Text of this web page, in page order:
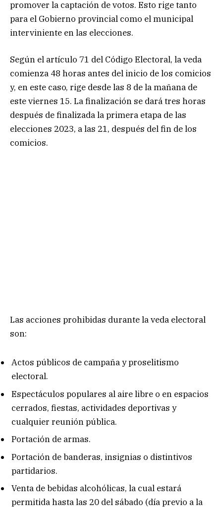
promover la captación de votos. Esto rige tanto
para el Gobierno provincial como el municipal
interviniente en las elecciones.
Según el artículo 71 del Código Electoral, la veda
comienza 48 horas antes del inicio de los comicios
y, en este caso, rige desde las 8 de la mañana de
este viernes 15. La finalización se dará tres horas
después de finalizada la primera etapa de las
elecciones 2023, a las 21, después del fin de los
comicios.
Las acciones prohibidas durante la veda electoral
son:
Actos públicos de campaña y proselitismo
electoral.
Espectáculos populares al aire libre o en espacios
cerrados, fiestas, actividades deportivas y
cualquier reunión pública.
Portación de armas.
Portación de banderas, insignias o distintivos
partidarios.
Venta de bebidas alcohólicas, la cual estará
permitida hasta las 20 del sábado (día previo a la